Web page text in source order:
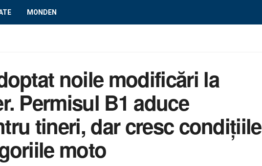
MONDEN
noile modificări la
Permisul B1 aduce
tineri, dar cresc condițiile
moto